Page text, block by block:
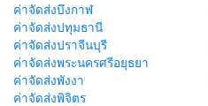
ค่าจัดส่งบึงกาฬ
ค่าจัดส่งปทุมธานี
ค่าจัดส่งปราจีนบุรี
ค่าจัดส่งพระนครศรีอยุธยา
ค่าจัดส่งพังงา
ค่าจัดส่งพิจิตร